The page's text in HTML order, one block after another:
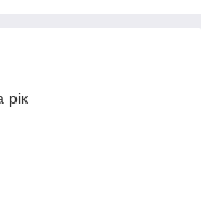
намистах.
у такт
рік